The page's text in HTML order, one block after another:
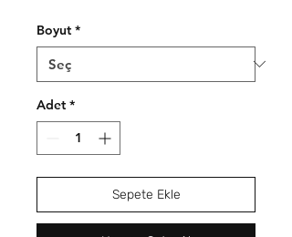
Boyut *
Adet *
Sepete Ekle